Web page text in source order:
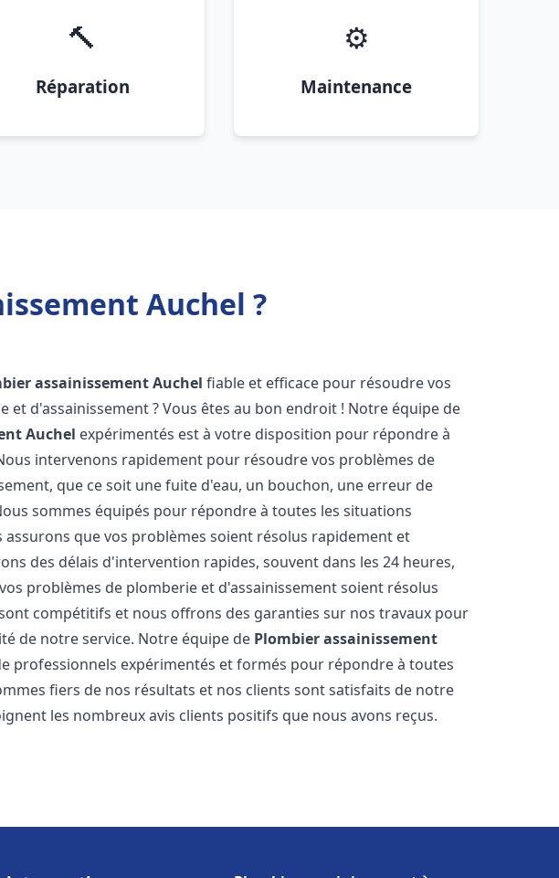
🔨
Réparation
⚙️
Maintenance
Auchel ?
assainissementAuchel fiable et efficace pour résoudre vos
et d'assainissement ? Vous êtes au bon endroit ! Notre équipe de
Auchel expérimentés est à votre disposition pour répondre à
intervenons rapidement pour résoudre vos problèmes de
que ce soit une fuite d'eau, un bouchon, une erreur de
sommes équipés pour répondre à toutes les situations
que vos problèmes soient résolus rapidement et
des délais d'intervention rapides, souvent dans les 24 heures,
problèmes de plomberie et d'assainissement soient résolus
compétitifs et nous offrons des garanties sur nos travaux pour
de notre service. Notre équipe de Plombier assainissement
professionnels expérimentés et formés pour répondre à toutes
fiers de nos résultats et nos clients sont satisfaits de notre
les nombreux avis clients positifs que nous avons reçus.